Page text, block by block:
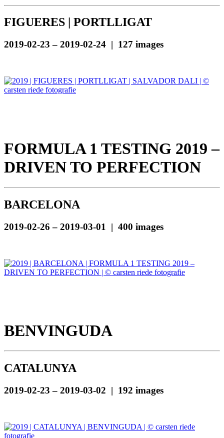
FIGUERES | PORTLLIGAT
2019-02-23 – 2019-02-24 | 127 images
FORMULA 1 TESTING 2019 –
DRIVEN TO PERFECTION
BARCELONA
2019-02-26 – 2019-03-01 | 400 images
BENVINGUDA
CATALUNYA
2019-02-23 – 2019-03-02 | 192 images